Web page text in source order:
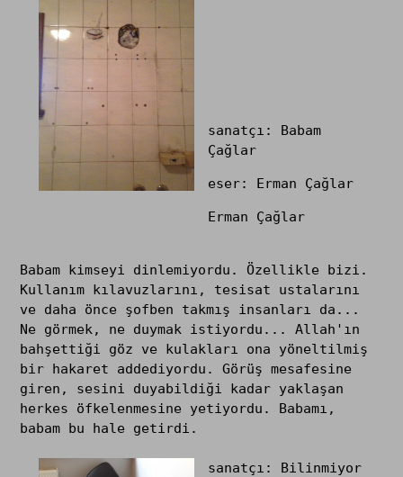
sanatçı: Babam
Çağlar
eser: Erman Çağlar
Erman Çağlar
Babam kimseyi dinlemiyordu. Özellikle bizi.
Kullanım kılavuzlarını, tesisat ustalarını
ve daha önce şofben takmış insanları da...
Ne görmek, ne duymak istiyordu... Allah'ın
bahşettiği göz ve kulakları ona yöneltilmiş
bir hakaret addediyordu. Görüş mesafesine
giren, sesini duyabildiği kadar yaklaşan
herkes öfkelenmesine yetiyordu. Babamı,
babam bu hale getirdi.
sanatçı: Bilinmiyor